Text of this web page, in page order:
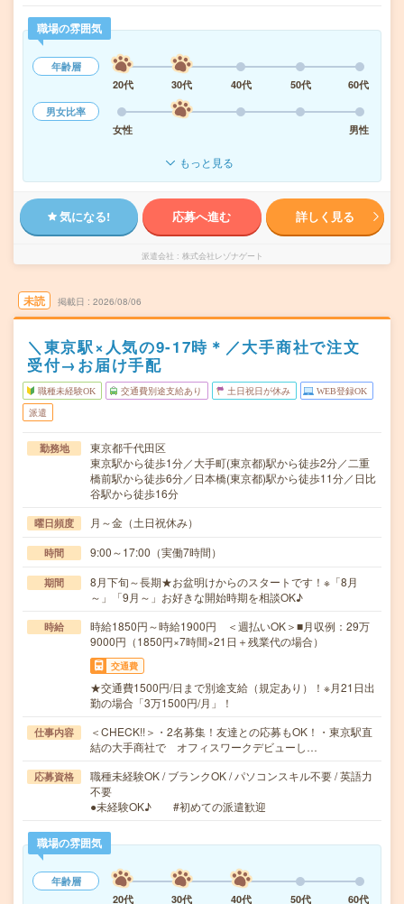
職場の雰囲気
年齢層
20代
30代 40代 50代
60代
男女比率
女性
男性
もっと見る
気になる! 応募へ進む 詳しく見る
派遣会社 株式会社レゾナゲート
未読 掲載日 2026/08/06
＼東京駅×人気の9-17時＊／大手商社で注文
受付→お届け手配
職種未経験OK 交通費別途支給あり 土日祝日が休み WEB登録OK
派遣
勤務地
東京都千代田区
東京駅から徒歩1分／大手町(東京都)駅から徒歩2分／二重
橋前駅から徒歩6分／日本橋(東京都)駅から徒歩11分／日比
谷駅から徒歩16分
曜日頻度 月～金（土日祝休み）
時間 9:00～17:00（実働7時間）
期間
8月下旬～長期★お盆明けからのスタートです！※「8月
～」「9月～」お好きな開始時期を相談OK♪
時給
時給1850円～時給1900円 ＜週払いOK＞■月収例：29万
9000円（1850円×7時間×21日＋残業代の場合）
交通費
★交通費1500円/日まで別途支給（規定あり）！※月21日出
勤の場合「3万1500円/月」！
仕事内容
＜CHECK!!＞・2名募集！友達との応募もOK！・東京駅直
結の大手商社で オフィスワークデビューし…
応募資格
職種未経験OK / ブランクOK / パソコンスキル不要 / 英語力
不要
●未経験OK♪ #初めての派遣歓迎
職場の雰囲気
年齢層
20代
30代 40代 50代
60代